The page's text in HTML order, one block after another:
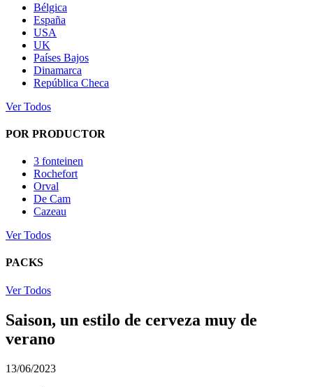
Bélgica
España
USA
UK
Países Bajos
Dinamarca
República Checa
Ver Todos
POR PRODUCTOR
3 fonteinen
Rochefort
Orval
De Cam
Cazeau
Ver Todos
PACKS
Ver Todos
Saison, un estilo de cerveza muy de
verano
13/06/2023